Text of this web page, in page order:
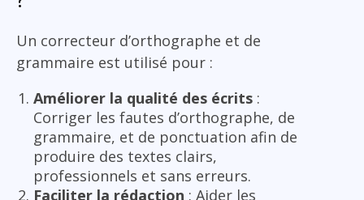
Un correcteur d’orthographe et de
grammaire est utilisé pour :
Améliorer la qualité des écrits :
Corriger les fautes d’orthographe, de
grammaire, et de ponctuation afin de
produire des textes clairs,
professionnels et sans erreurs.
Faciliter la rédaction : Aider les